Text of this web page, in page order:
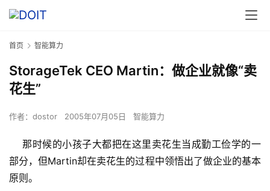
首页 智能算力
StorageTek CEO Martin：做企业就像“卖
花生”
作者： dostor 2005年07月05日 智能算力
那时候的小孩子大都把在这里卖花生当成勤工俭学的一
部分，但Martin却在卖花生的过程中领悟出了做企业的基本
原则。